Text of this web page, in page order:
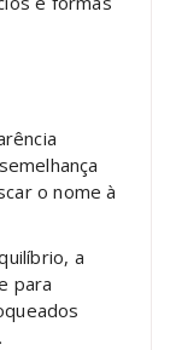
o nome à
a
para